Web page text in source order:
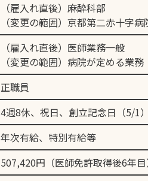
（雇入れ直後）麻酔科部
（変更の範囲）京都第二赤十字病
（雇入れ直後）医師業務一般
（変更の範囲）病院が定める業務
正職員
4週8休、祝日、創立記念日（5/1
年次有給、特別有給等
507,420円（医師免許取得後6年